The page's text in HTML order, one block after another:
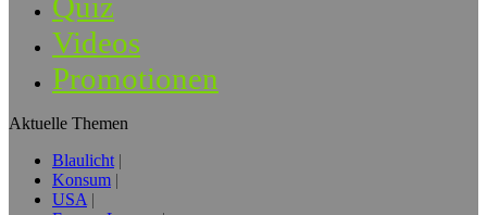
Videos
Promotionen
Aktuelle Themen
Blaulicht
Konsum
USA